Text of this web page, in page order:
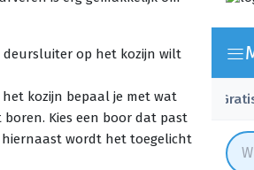
deursluiter op het kozijn wilt
kozijn bepaal je met wat
Kies een boor dat past
wordt het toegelicht